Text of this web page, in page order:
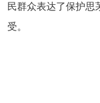
民群众表达了保护思
受。